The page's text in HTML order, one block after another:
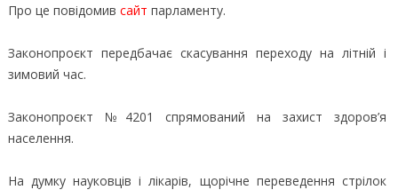
Про це повідомив сайт парламенту.
Законопроєкт передбачає скасування переходу на літній і
зимовий час.
Законопроєкт №4201 спрямований на захист здоров’я
населення.
На думку науковців і лікарів, щорічне переведення стрілок